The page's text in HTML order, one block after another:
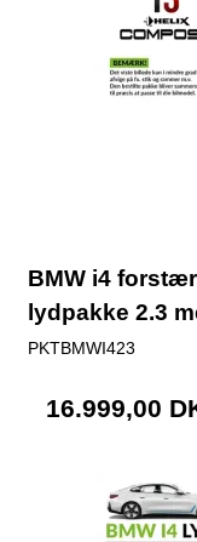
BMW i4
lydpakke 2.3
PKTBMWI423
16.999,00